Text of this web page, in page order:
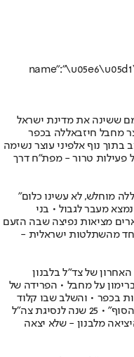
ששינה את מדינת ישראל
מחבל חיזבאללה בכפר
בתוך נוף אלפיני עוצר נשימה
פעילות טרור - מפת"ח דרך
מוחלש, לא עשינו כלום"
מעבר לגבול • בני
מציאות נפיצה שבה הזעם
מהשתלטות ישראלית -
של צד"ל בלבנון
על מחבל • הפרידה של
בכפר • והשלב שבו קלוד
הבין שהשמועה נכונה וצרח למשפחה: "זה הסוף" • 25 שנה לנסיגת צה"ל
מלבנון - שלא יצאה